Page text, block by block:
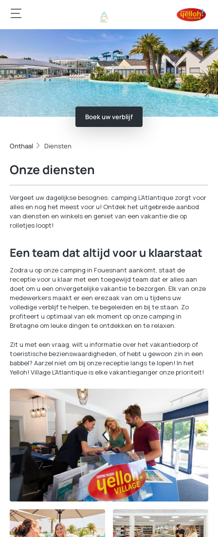
Boek uw verblijf
Onthaal Diensten
Onze diensten
Vergeet uw dagelijkse besognes: camping L’Atlantique zorgt voor
alles en nog het meest voor u! Ontdek het uitgebreide aanbod
van diensten en winkels en geniet van een vakantie die op
rolletjes loopt!
Een team dat altijd voor u klaarstaat
Zodra u op onze camping in Fouesnant aankomt, staat de
receptie voor u klaar met een toegewijd team dat er alles aan
doet om u een onvergetelijke vakantie te bezorgen. Elk van onze
medewerkers maakt er een erezaak van om u tijdens uw
volledige verblijf te helpen, te begeleiden en bij te staan. Zo
profiteert u optimaal van elk moment op onze camping in
Bretagne om leuke dingen te ontdekken en te relaxen.
Zit u met een vraag, wilt u informatie over het vakantiedorp of
toeristische bezienswaardigheden, of hebt u gewoon zin in een
babbel? Aarzel niet om bij onze receptie langs te lopen! In het
Yelloh! Village L'Atlantique is elke vakantieganger onze prioriteit!